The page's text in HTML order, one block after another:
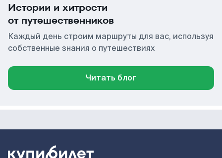
Истории и хитрости
от путешественников
Каждый день строим маршруты для вас, используя
собственные знания о путешествиях
Читать блог